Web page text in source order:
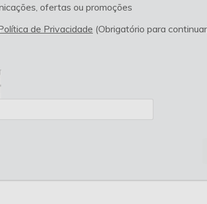
ofertas ou promoções
de Privacidade (Obrigatório para